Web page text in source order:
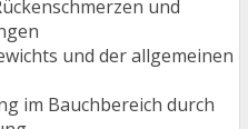
und
und der allgemeinen
im Bauchbereich durch